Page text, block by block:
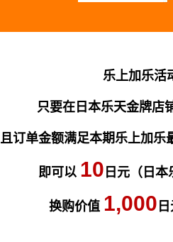
乐上加乐活
只要在日本乐天金牌店
且订单金额满足本期乐上加乐
即可以 10 日元（日
换购价值 1,000